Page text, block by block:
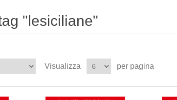
"lesiciliane"
Visualizza per pagina